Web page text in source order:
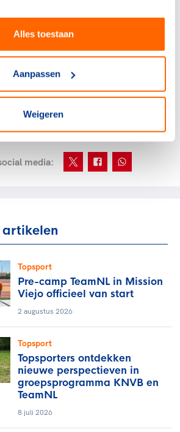
Alles toestaan
Aanpassen
Weigeren
voor Bos belangrijke winst behaald.
gedacht. En in een sport als
van een seconde heel veel
Kimberley om eremetaal te halen
media:
Topsport
Pre-camp TeamNL in Mission
Viejo officieel van start
2 augustus 2026
Topsport
Topsporters ontdekken
nieuwe perspectieven in
groepsprogramma KNVB en
TeamNL
8 juli 2026